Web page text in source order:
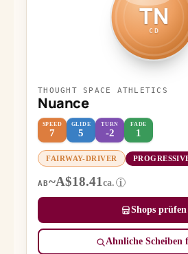
TN
CD
THOUGHT SPACE ATHLETICS
Nuance
SPEED
7
GLIDE
5
TURN
-2
FADE
1
FAIRWAY-DRIVER
AB~A$18.41ca. i
Shops prüfen
Ähnliche Scheiben